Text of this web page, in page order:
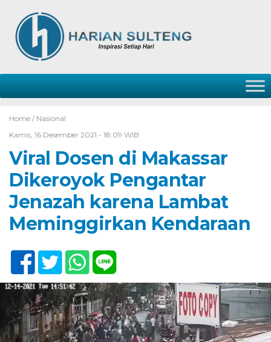
Home / Nasional
Kamis, 16 Desember 2021 - 18:09 WIB
Viral Dosen di Makassar
Dikeroyok Pengantar
Jenazah karena Lambat
Meminggirkan Kendaraan